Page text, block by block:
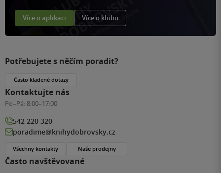
Více o aplikaci Více o klubu
Často navštěvované
Potřebujete s něčím poradit?
Často kladené dotazy
Kontaktujte nás
Po–Pá: 8:00–17:00
542 220 320
poradime@knihydobrovsky.cz
Všechny kontakty Naše prodejny